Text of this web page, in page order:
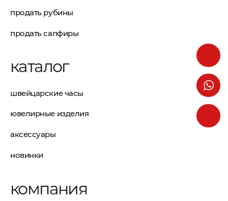
продать рубины
продать сапфиры
каталог
швейцарские часы
ювелирные изделия
аксессуары
новинки
компания